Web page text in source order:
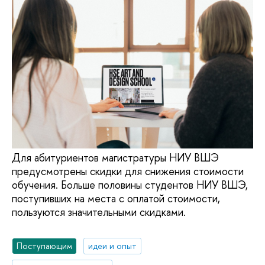
Для абитуриентов магистратуры НИУ ВШЭ
предусмотрены скидки для снижения стоимости
обучения. Больше половины студентов НИУ ВШЭ,
поступивших на места с оплатой стоимости,
пользуются значительными скидками.
Поступающим
идеи и опыт